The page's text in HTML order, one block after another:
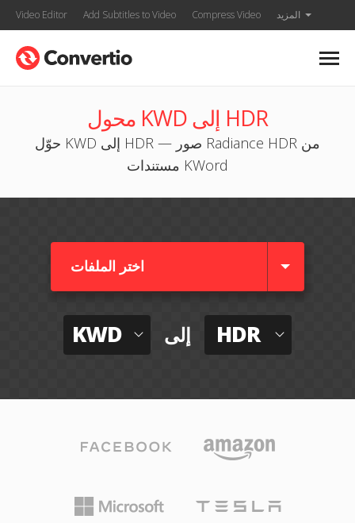
Video Editor Add Subtitles to Video Compress Video المزيد
محول KWD إلى HDR
حوّل KWD إلى HDR — صور Radiance HDR من
مستندات KWord
اختر الملفات
KWD إلى HDR